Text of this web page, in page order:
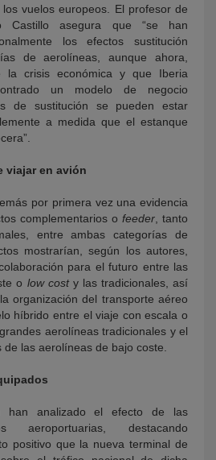
vuelos europeos. El profesor de
Castillo asegura que “se han
los efectos sustitución
de aerolíneas, aunque ahora,
la crisis económica y que Iberia
un modelo de negocio
de sustitución se pueden estar
a medida que el estanque
viajar en avión
por primera vez una evidencia
complementarios o feeder , tanto
entre ambas categorías de
mostrarían, según los autores,
para el futuro entre las
o low cost y las tradicionales, así
organización del transporte aéreo
híbrido entre el viaje con escala o
aerolíneas tradicionales y el
las aerolíneas de bajo coste.
han analizado el efecto de las
aeroportuarias, destacando
positivo que la nueva terminal de